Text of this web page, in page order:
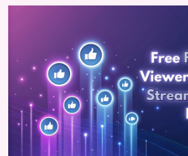
Servizi
Termini
Blog